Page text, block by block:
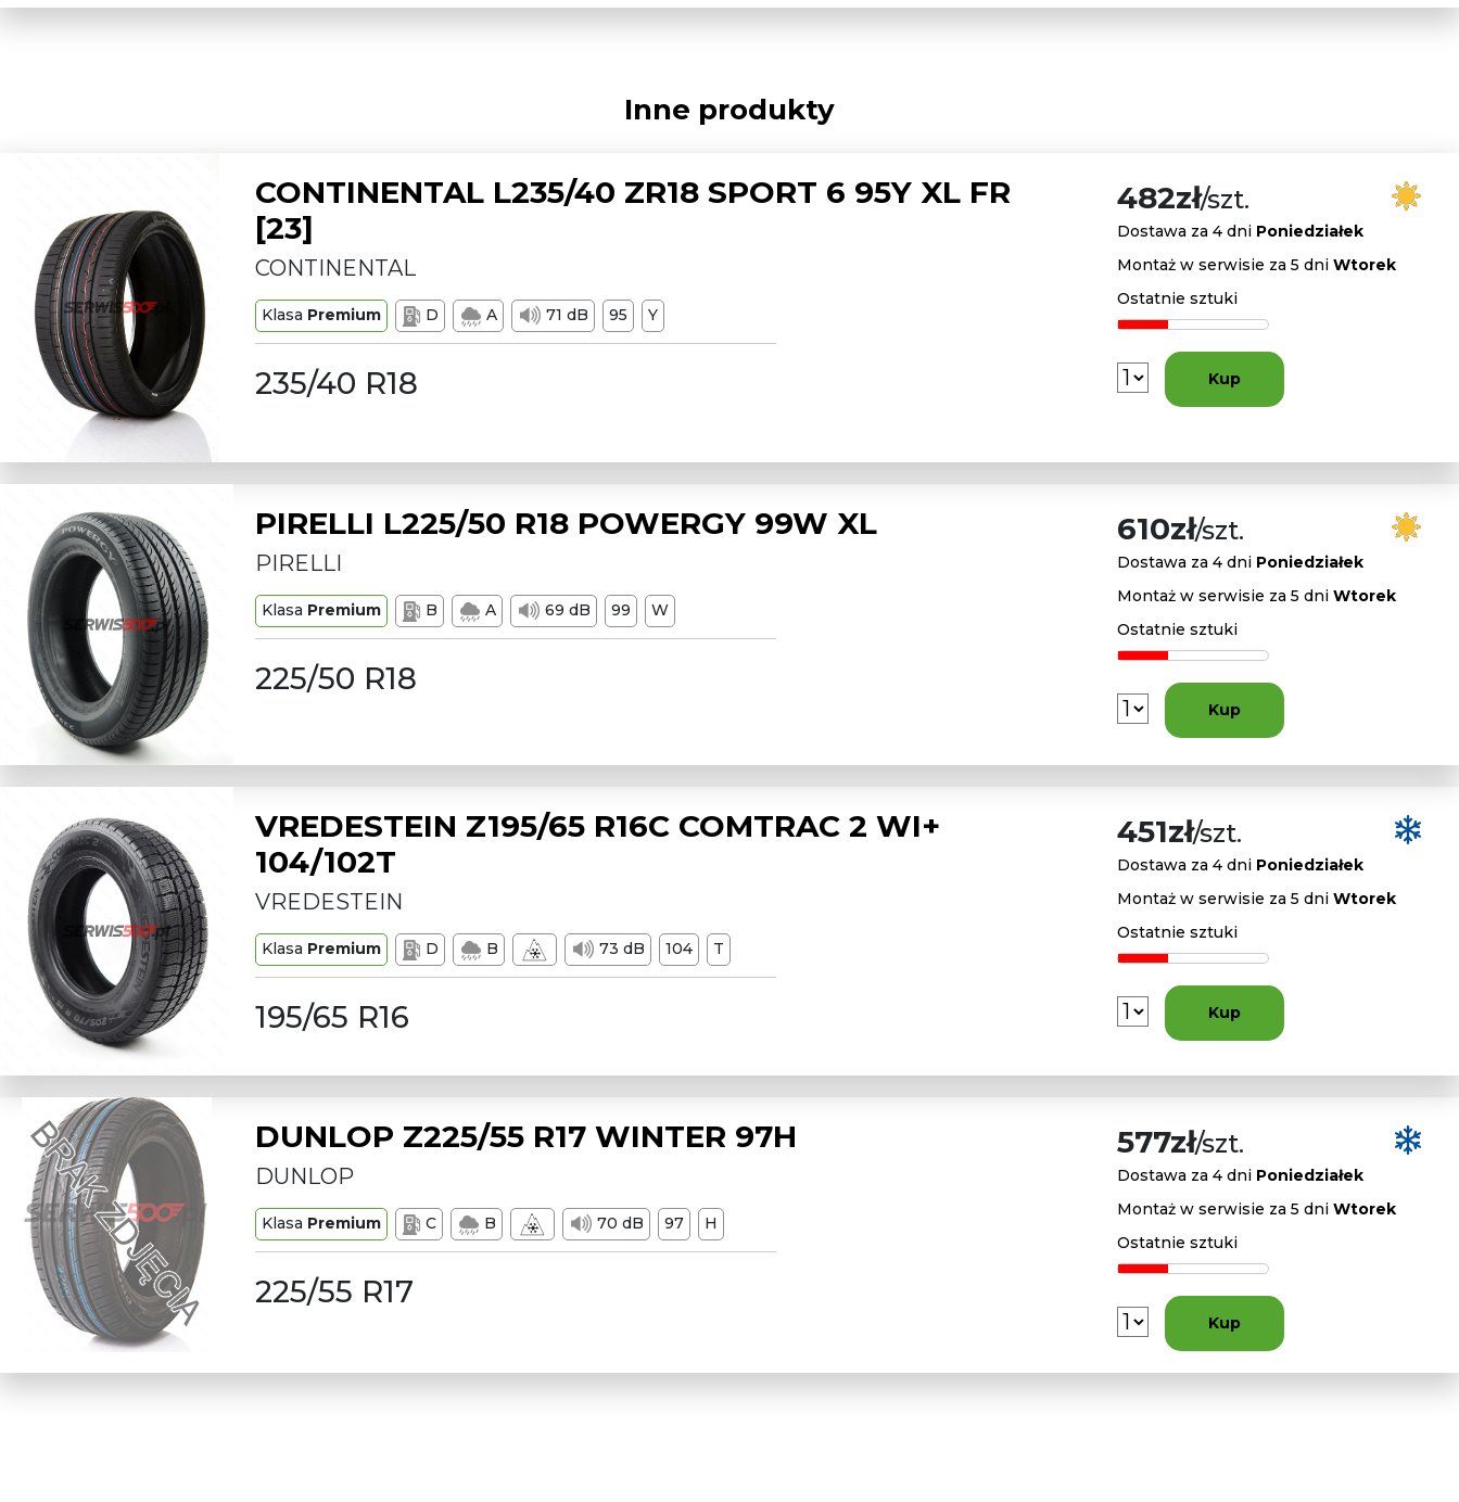
Inne produkty
CONTINENTAL L235/40 ZR18 SPORT 6 95Y XL FR
[23]
CONTINENTAL
Klasa Premium D A 71 dB 95 Y
235/40 R18
482zł/szt.
Dostawa za 4 dni Poniedziałek
Montaż w serwisie za 5 dni Wtorek
Ostatnie sztuki
Kup
PIRELLI L225/50 R18 POWERGY 99W XL
PIRELLI
Klasa Premium B A 69 dB 99 W
225/50 R18
610zł/szt.
Dostawa za 4 dni Poniedziałek
Montaż w serwisie za 5 dni Wtorek
Ostatnie sztuki
Kup
VREDESTEIN Z195/65 R16C COMTRAC 2 WI+
104/102T
VREDESTEIN
Klasa Premium D B 73 dB 104 T
195/65 R16
451zł/szt.
Dostawa za 4 dni Poniedziałek
Montaż w serwisie za 5 dni Wtorek
Ostatnie sztuki
Kup
DUNLOP Z225/55 R17 WINTER 97H
DUNLOP
Klasa Premium C B 70 dB 97 H
225/55 R17
577zł/szt.
Dostawa za 4 dni Poniedziałek
Montaż w serwisie za 5 dni Wtorek
Ostatnie sztuki
Kup